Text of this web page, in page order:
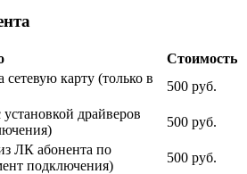
Стоимость
сетевую карту (только в
500 руб.
драйверов
500 руб.
ЛК абонента по
подключения)
500 руб.